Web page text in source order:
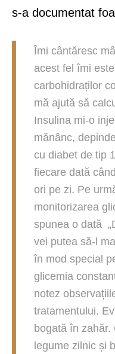
s-a documentat
Îmi cântăresc
acest fel îmi
carbohidraților
mă ajută să
Insulina mi-o
mănânc,
cu diabet de tip
fiecare dată
ori pe zi. Pe
monitorizarea
spunea o dată
vei putea să-l
în mod special
glicemia
notez
tratamentului.
bogată în
legume zilnic și